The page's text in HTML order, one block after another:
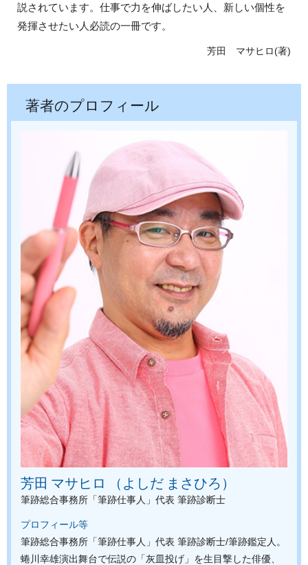
説されています。仕事で力を伸ばしたい人、新しい個性を
発揮させたい人必読の一冊です。
芳田 マサヒロ(著)
著者のプロフィール
芳田 マサヒロ （よしだ まさひろ）
筆跡総合事務所「筆跡仕事人」代表 筆跡診断士
プロフィール等
筆跡総合事務所「筆跡仕事人」代表 筆跡診断士/筆跡鑑定人。
蜷川幸雄演出舞台で伝説の「灰皿投げ」を生目撃した俳優、